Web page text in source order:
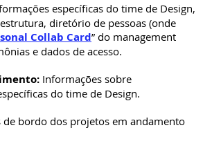
específicas do time de Design,
diretório de pessoas (onde
Collab Card” do management
e dados de acesso.
Informações sobre
do time de Design.
de bordo dos projetos em andamento